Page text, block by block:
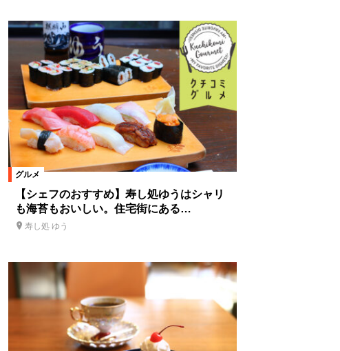
グルメ
【シェフのおすすめ】寿し処ゆうはシャリ
も海苔もおいしい。住宅街にある…
寿し処 ゆう